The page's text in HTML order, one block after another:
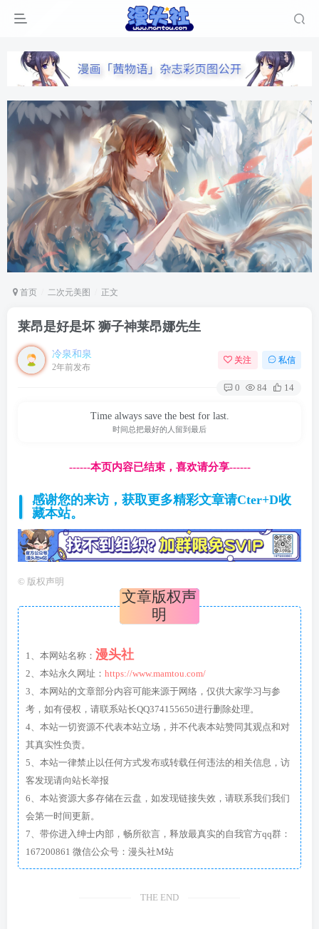
首页 二次元美图 正文
莱昂是好是坏 狮子神莱昂娜先生
冷泉和泉
2年前发布
关注 私信
0 84 14
Time always save the best for last.
时间总把最好的人留到最后
------本页内容已结束，喜欢请分享------
感谢您的来访，获取更多精彩文章请Cter+D收
藏本站。
© 版权声明
文章版权声
明
1、本网站名称： 漫头社
2、本站永久网址： https://www.mamtou.com/
3、本网站的文章部分内容可能来源于网络，仅供大家学习与参
考，如有侵权，请联系站长QQ374155650进行删除处理。
4、本站一切资源不代表本站立场，并不代表本站赞同其观点和对
其真实性负责。
5、本站一律禁止以任何方式发布或转载任何违法的相关信息，访
客发现请向站长举报
6、本站资源大多存储在云盘，如发现链接失效，请联系我们我们
会第一时间更新。
7、带你进入绅士内部，畅所欲言，释放最真实的自我官方qq群：
167200861 微信公众号：漫头社M站
THE END